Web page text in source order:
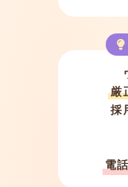
厳
採
電